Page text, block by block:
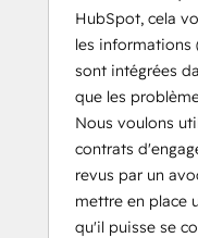
HubSpot, cela
les informations
sont intégrées
que les
Nous voulons
contrats
revus par un
mettre en place
qu'il puisse se